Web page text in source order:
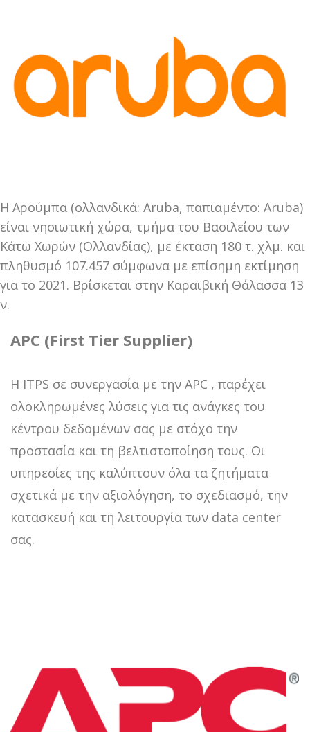
Η Αρούμπα (ολλανδικά: Aruba, παπιαμέντο: Aruba)
είναι νησιωτική χώρα, τμήμα του Βασιλείου των
Κάτω Χωρών (Ολλανδίας), με έκταση 180 τ. χλμ. και
πληθυσμό 107.457 σύμφωνα με επίσημη εκτίμηση
για το 2021. Βρίσκεται στην Καραϊβική Θάλασσα 13
ν.
APC (First Tier Supplier)
H ITPS σε συνεργασία με την APC , παρέχει
ολοκληρωμένες λύσεις για τις ανάγκες του
κέντρου δεδομένων σας με στόχο την
προστασία και τη βελτιστοποίηση τους. Οι
υπηρεσίες της καλύπτουν όλα τα ζητήματα
σχετικά με την αξιολόγηση, το σχεδιασμό, την
κατασκευή και τη λειτουργία των data center
σας.